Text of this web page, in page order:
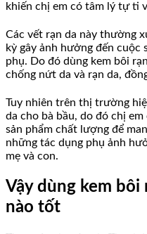
khiến chị em có tâm lý tự ti
Các vết rạn da này thường
kỳ gây ảnh hưởng đến cuộc
phụ. Do đó dùng kem bôi
chống nứt da và rạn da,
Tuy nhiên trên thị trường
da cho bà bầu, do đó chị
sản phẩm chất lượng để
những tác dụng phụ ảnh
mẹ và con.
Vậy dùng kem bôi
nào tốt